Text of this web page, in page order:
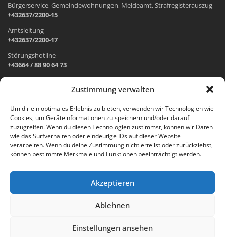
Zustimmung verwalten
Um dir ein optimales Erlebnis zu bieten, verwenden wir Technologien wie
Cookies, um Geräteinformationen zu speichern und/oder darauf
zuzugreifen. Wenn du diesen Technologien zustimmst, können wir Daten
wie das Surfverhalten oder eindeutige IDs auf dieser Website
verarbeiten. Wenn du deine Zustimmung nicht erteilst oder zurückziehst,
können bestimmte Merkmale und Funktionen beeinträchtigt werden.
Akzeptieren
Ablehnen
Einstellungen ansehen
Bürgerservice, Gemeindewohnungen, Meldeamt, Strafregisterauszug
+432637/2200-15
Amtsleitung
+432637/2200-17
Störungshotline
+43664 / 88 90 64 73
Wr. Neustädter Straße 1
2733 Grünbach am Schneeberg
Öffnungszeiten Gemeindeamt:
Montag: 8.00 – 12.00 Uhr und 14.00 – 18.00 Uhr
Freitag: 8.00 – 12.00 Uhr
Email: